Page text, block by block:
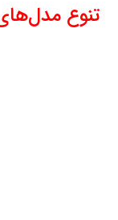
تنوع